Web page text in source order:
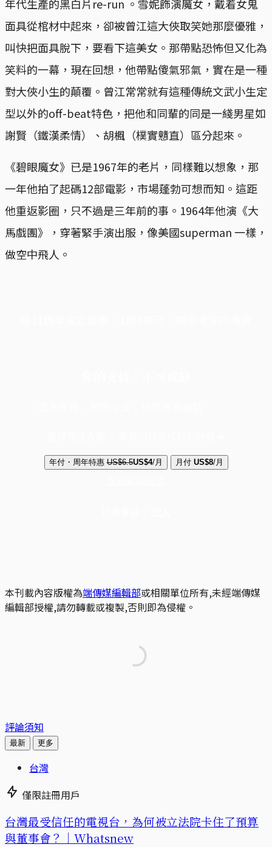
年代生產的黑白片re-run 。雪妮飾演魔女，戴着女鬼
面具從棺材中起來，卻被曾江這大俠取笑她那麼優雅，
叫快把面具脫下，要看下這美女。那帶點恐怖但又化為
笑料的一幕，現在回想，他帶點傻氣邪氣，實在是一種
對大俠小生的顛覆。曾江常常就有這種傳統文武小生定
型以外的off-beat特色，把他和同輩的同是一綫男星如
謝賢（鐵漢柔情）、胡楓（樸實戇直）區分起來。
《碧眼魔女》已是1967年的老片，同樣難以想象，那
一年他拍了起碼12部電影，市場蓬勃可想而知。這距
他重返影圈，只不過是三年前的事。1964年他演《大
馬戲團》，穿著緊手演出服，像美國superman 一樣，
做空中飛人。
年付・周年特惠 US$6.5US$4/月 月付 US$8/月
本刊載內容版權為端傳媒編輯部或相關單位所有,未經端傳媒
編輯部授權,請勿轉載或複製,否則即為侵權。
評論須知
最新 更多
台灣
僅限註冊用戶
台灣最受信任的電視台，為何被立法院卡住了預算
與董事會？｜Whatsnew